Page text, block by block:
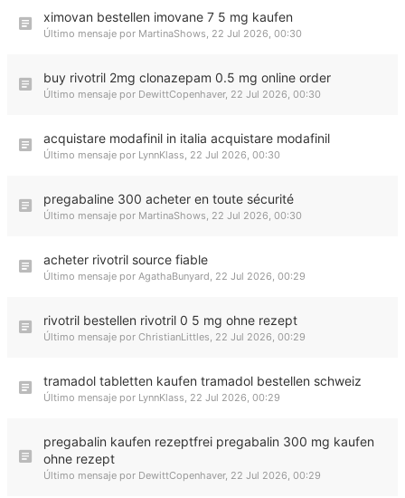
ximovan bestellen imovane 7 5 mg kaufen
Último mensaje por MartinaShows, 22 Jul 2026, 00:30
buy rivotril 2mg clonazepam 0.5 mg online order
Último mensaje por DewittCopenhaver, 22 Jul 2026, 00:30
acquistare modafinil in italia acquistare modafinil
Último mensaje por LynnKlass, 22 Jul 2026, 00:30
pregabaline 300 acheter en toute sécurité
Último mensaje por MartinaShows, 22 Jul 2026, 00:30
acheter rivotril source fiable
Último mensaje por AgathaBunyard, 22 Jul 2026, 00:29
rivotril bestellen rivotril 0 5 mg ohne rezept
Último mensaje por ChristianLittles, 22 Jul 2026, 00:29
tramadol tabletten kaufen tramadol bestellen schweiz
Último mensaje por LynnKlass, 22 Jul 2026, 00:29
pregabalin kaufen rezeptfrei pregabalin 300 mg kaufen
ohne rezept
Último mensaje por DewittCopenhaver, 22 Jul 2026, 00:29